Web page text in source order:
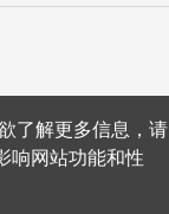
了解更多信息，请
响网站功能和性
号条款条约隐私声明